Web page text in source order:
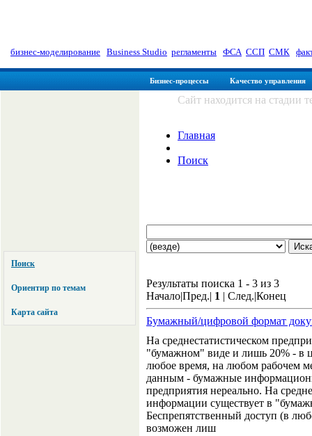
бизнес-моделирование Business Studio регламенты ФСА| ССП СМК
Бизнес-процессы Качество управления
Поиск
Ориентир по темам
Карта сайта
Сайт находится на стадии
Главная
Поиск
Результаты поиска 1 - 3 из 3
Начало|Пред.| 1 | След.|Конец
Бумажный/цифровой формат
На среднестатистическом
"бумажном" виде и лишь 20% - в
любое время, на любом рабочем
данным - бумажные
предприятия нереально. На
информации существует в
Беспрепятственный доступ (в
возможен лиш